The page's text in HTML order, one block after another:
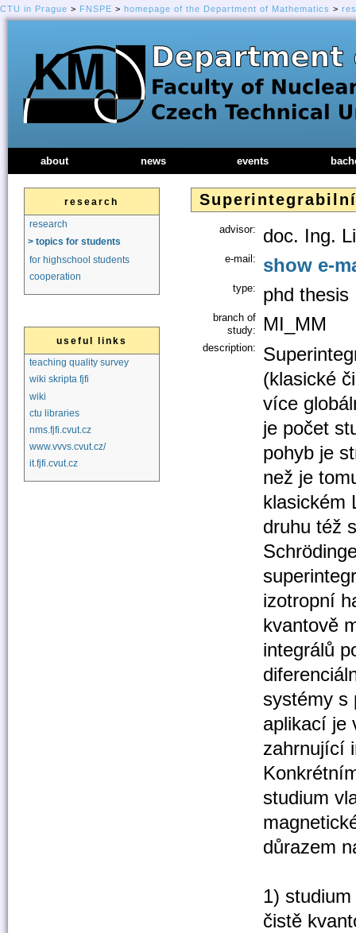
CTU in Prague > FNSPE > homepage of the Department of Mathematics >
advisor: doc. Ing.
e-mail: show e-
type: phd thesis
branch of
study:
MI_MM
description:
(klasické
více
je počet
pohyb je
než je
klasickém
druhu též
izotropní
kvantově
integrálů
systémy s
aplikací je
zahrnující
studium
důrazem
1)
čistě
about news events
research
research
> topics for students
for highschool students
cooperation
useful links
teaching quality survey
wiki skripta fjfi
wiki
ctu libraries
nms.fjfi.cvut.cz
www.vvvs.cvut.cz/
it.fjfi.cvut.cz